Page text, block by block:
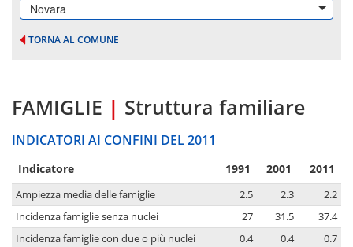
Novara
TORNA AL COMUNE
FAMIGLIE | Struttura familiare
INDICATORI AI CONFINI DEL 2011
Indicatore 1991 2001 2011
Ampiezza media delle famiglie 2.5 2.3
2.2
Incidenza famiglie senza nuclei
27 31.5
37.4
Incidenza famiglie con due o più nuclei
0.4 0.4 0.7